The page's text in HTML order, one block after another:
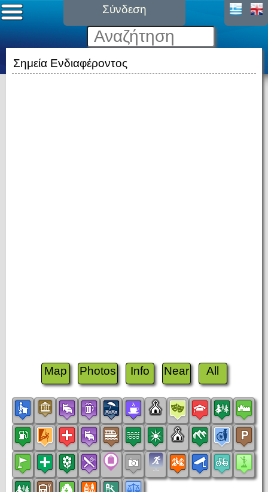
Σύνδεση
Σημεία Ενδιαφέροντος
Map Photos Info Near All